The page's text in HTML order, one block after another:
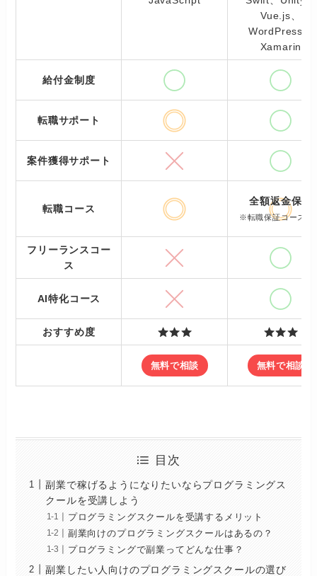
Vue.js、
WordPress、
Xamarin
給付金制度
転職サポート
案件獲得サポート
転職コース
全額返金保証
※転職保証コースの
フリーランスコー
ス
AI特化コース
おすすめ度
無料で相談 無料で相談
目次
副業で稼げるようになりたいならプログラミングス
クールを受講しよう
プログラミングスクールを受講するメリット
副業向けのプログラミングスクールはあるの？
プログラミングで副業ってどんな仕事？
副業したい人向けのプログラミングスクールの選び